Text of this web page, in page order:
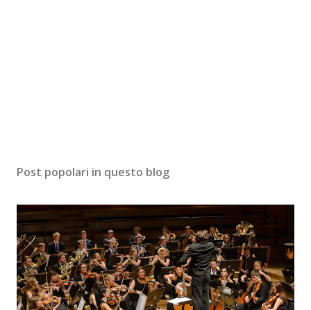
Post popolari in questo blog